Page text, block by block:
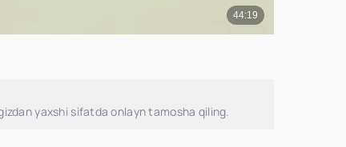
yaxshi sifatda onlayn tamosha qiling.